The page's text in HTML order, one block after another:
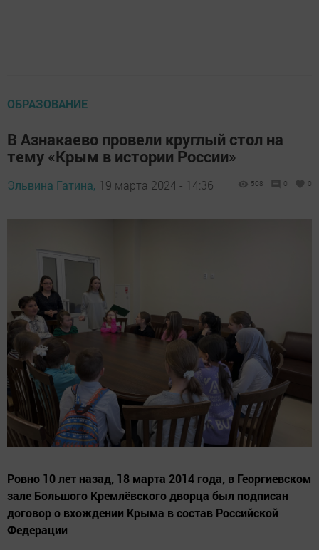
ОБРАЗОВАНИЕ
В Азнакаево провели круглый стол на
тему «Крым в истории России»
Эльвина Гатина, 19 марта 2024 - 14:36 508 0 0
Ровно 10 лет назад, 18 марта 2014 года, в Георгиевском
зале Большого Кремлёвского дворца был подписан
договор о вхождении Крыма в состав Российской
Федерации